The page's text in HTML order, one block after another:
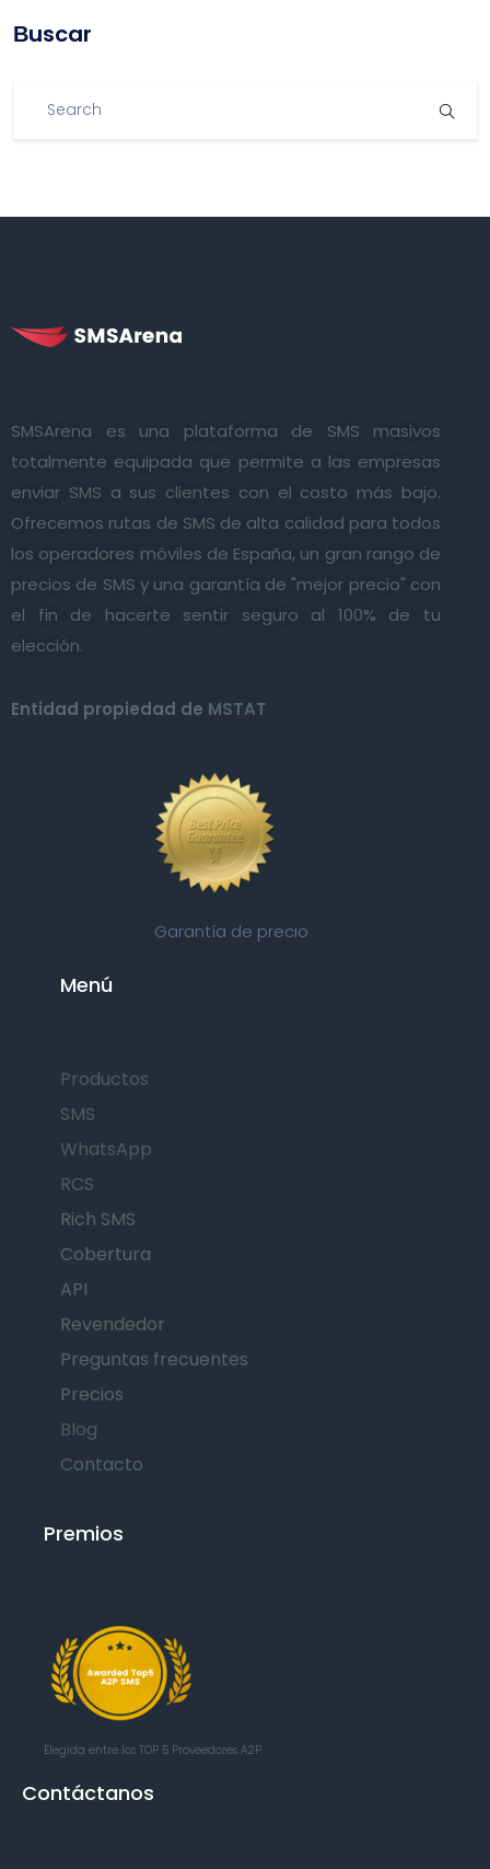
Βuscar
SMSArena es una plataforma de SMS masivos
totalmente equipada que permite a las empresas
enviar SMS a sus clientes con el costo más bajo.
Ofrecemos rutas de SMS de alta calidad para todos
los operadores móviles de España, un gran rango de
precios de SMS y una garantía de "mejor precio" con
el fin de hacerte sentir seguro al 100% de tu
elección.
Entidad propiedad de MSTAT
Garantía de precio
Menú
Productos
SMS
WhatsApp
RCS
Rich SMS
Cobertura
API
Revendedor
Preguntas frecuentes
Precios
Blog
Contacto
Premios
Elegida entre los TOP 5 Proveedores A2P
Contáctanos